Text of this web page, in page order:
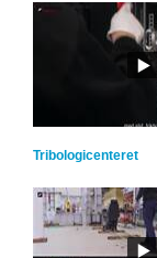
Tribologicenteret